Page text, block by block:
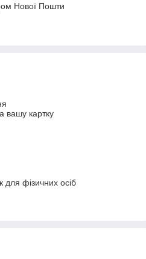
Нової Пошти
вашу картку
для фізичних осіб